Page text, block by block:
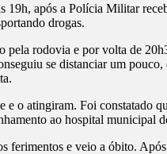
19h, após a Polícia Militar
drogas.
pela rodovia e por volta de
se distanciar um
e o atingiram. Foi constatado
ao hospital
ferimentos e veio a óbito.